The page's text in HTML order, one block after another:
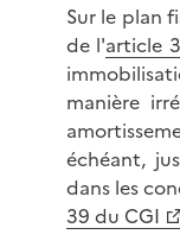
Sur le plan
de l'article
manière
échéant,
dans les
39 du CGI